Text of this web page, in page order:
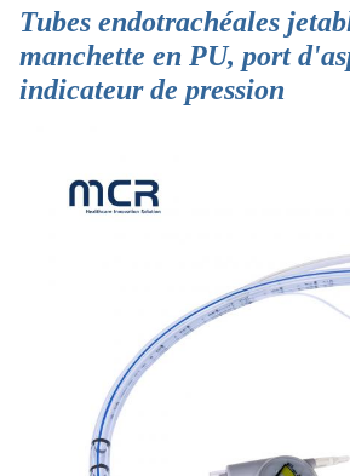
Tubes endotrachéales
manchette en PU, port
indicateur de pression